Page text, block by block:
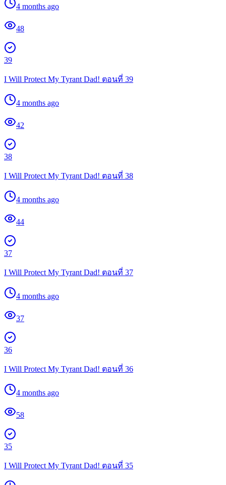
4 months ago
48
39
I Will Protect My Tyrant Dad! ตอนที่ 39
4 months ago
42
38
I Will Protect My Tyrant Dad! ตอนที่ 38
4 months ago
44
37
I Will Protect My Tyrant Dad! ตอนที่ 37
4 months ago
37
36
I Will Protect My Tyrant Dad! ตอนที่ 36
4 months ago
58
35
I Will Protect My Tyrant Dad! ตอนที่ 35